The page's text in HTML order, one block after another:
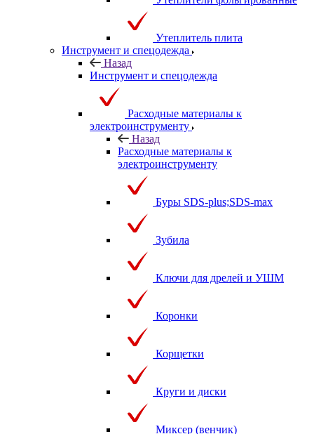
Утеплитель плита
Инструмент и спецодежда
Назад
Инструмент и спецодежда
Расходные материалы к
электроинструменту
Назад
Расходные материалы к
электроинструменту
Буры SDS-plus;SDS-max
Зубила
Ключи для дрелей и УШМ
Коронки
Корщетки
Круги и диски
Миксер (венчик)